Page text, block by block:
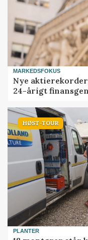
MARKEDSFOKUS
Nye
24-årigt
HØST-TOUR
PLANTER